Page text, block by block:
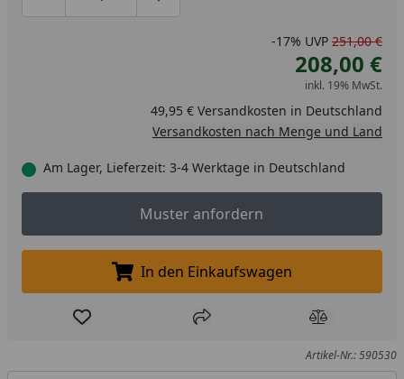
Produktmenge um eins verringern
Produktmenge manuell eingeben
Produktmenge um eins erhöhen
-17% UVP 251,00 €
208,00 €
inkl. 19% MwSt.
49,95 € Versandkosten in Deutschland
Versandkosten nach Menge und Land
Am Lager, Lieferzeit: 3-4 Werktage in Deutschland
Muster anfordern
Muster anfordern
In den Einkaufswagen legen
In den Einkaufswagen
Produkt zur Wunschliste hinzufügen
Teilen Produkt
Artikel-Nr.: 590530